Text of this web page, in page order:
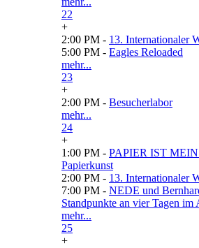
22
+
2:00 PM - 13. Internationaler
5:00 PM - Eagles Reloaded
mehr...
23
+
2:00 PM - Besucherlabor
mehr...
24
+
1:00 PM - PAPIER IST
Papierkunst
2:00 PM - 13. Internationaler
7:00 PM - NEDE und
Standpunkte an vier Tagen im
mehr...
25
+